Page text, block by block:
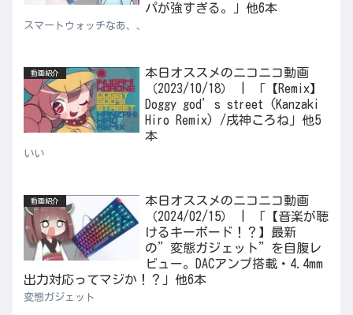
パが強すぎる。」他6本
スマートウォッチなあ、、
動画紹介
本日オススメのニコニコ動画
（2023/10/18） | 「【Remix】
Doggy god’s street (Kanzaki
Hiro Remix) /戌神ころね」他5
本
いい
動画紹介
本日オススメのニコニコ動画
（2024/02/15） | 「【音楽が聴
けるキーボード！？】最新
の”変態ガジェット”を自腹レ
ビュー。DACアンプ搭載・4.4mm
出力対応ってマジか！？」他6本
変態ガジェット